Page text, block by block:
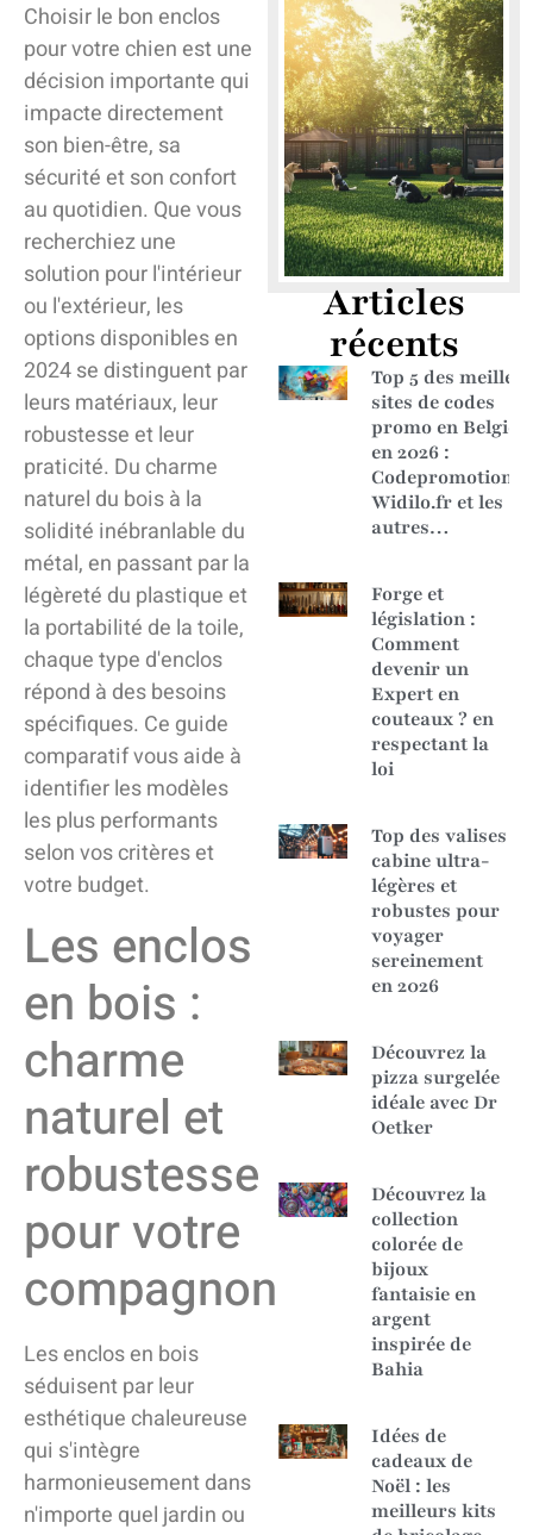
Choisir le bon enclos
pour votre chien est une
décision importante qui
impacte directement
son bien-être, sa
sécurité et son confort
au quotidien. Que vous
recherchiez une
solution pour l'intérieur
ou l'extérieur, les
options disponibles en
2024 se distinguent par
leurs matériaux, leur
robustesse et leur
praticité. Du charme
naturel du bois à la
solidité inébranlable du
métal, en passant par la
légèreté du plastique et
la portabilité de la toile,
chaque type d'enclos
répond à des besoins
spécifiques. Ce guide
comparatif vous aide à
identifier les modèles
les plus performants
selon vos critères et
votre budget.
Les enclos
en bois :
charme
naturel et
robustesse
pour votre
compagnon
Les enclos en bois
séduisent par leur
esthétique chaleureuse
qui s'intègre
harmonieusement dans
n'importe quel jardin ou
Articles
récents
Top 5 des
sites de codes
promo en
en 2026 :
Widilo.fr et les
autres…
Forge et
législation :
Comment
devenir un
Expert en
couteaux ? en
respectant la
loi
Top des valises
cabine ultra-
légères et
robustes pour
voyager
sereinement
en 2026
Découvrez la
pizza surgelée
idéale avec Dr
Oetker
Découvrez la
collection
colorée de
bijoux
fantaisie en
argent
inspirée de
Bahia
Idées de
cadeaux de
Noël : les
meilleurs kits